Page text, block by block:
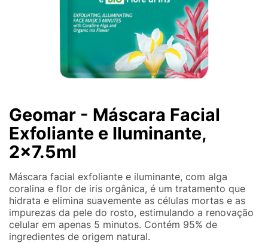
Geomar - Máscara Facial
Exfoliante e Iluminante,
2x7.5ml
Máscara facial exfoliante e iluminante, com alga
coralina e flor de iris orgânica, é um tratamento que
hidrata e elimina suavemente as células mortas e as
impurezas da pele do rosto, estimulando a renovação
celular em apenas 5 minutos. Contém 95% de
ingredientes de origem natural.